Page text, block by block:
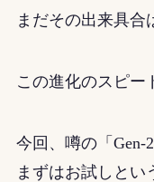
まだその出来具合
この進化のスピー
今回、噂の「Gen-
まずはお試しとい